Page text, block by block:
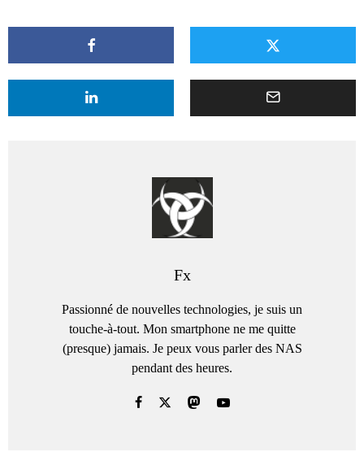
Fx
Passionné de nouvelles technologies, je suis un
touche-à-tout. Mon smartphone ne me quitte
(presque) jamais. Je peux vous parler des NAS
pendant des heures.